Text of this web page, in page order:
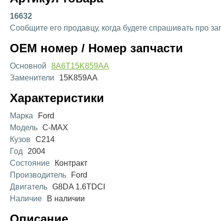
16632
Сообщите его продавцу, когда будете спрашивать про
OEM номер / Номер запчасти
Основной
8A6T15K859AA
Заменители
15K859AA
Характеристики
Марка
Ford
Модель C-MAX
Кузов
C214
Год
2004
Состояние
Контракт
Производитель
Ford
Двигатель G8DA 1.6TDCI
Наличие
В наличии